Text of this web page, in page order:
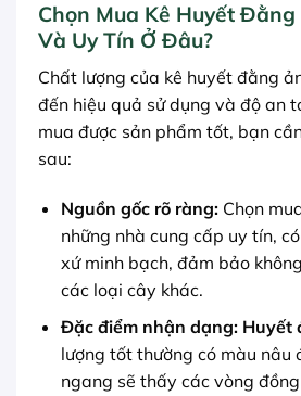
Chọn Mua Kê Huyết
Và Uy Tín Ở Đâu?
Chất lượng của kê huyết đằng
đến hiệu quả sử dụng và độ an
mua được sản phẩm tốt, bạn
sau:
Nguồn gốc rõ ràng:Chọn
những nhà cung cấp uy tín,
xứ minh bạch, đảm bảo
các loại cây khác.
Đặc điểm nhận dạng: Huyết
lượng tốt thường có màu nâu
ngang sẽ thấy các vòng